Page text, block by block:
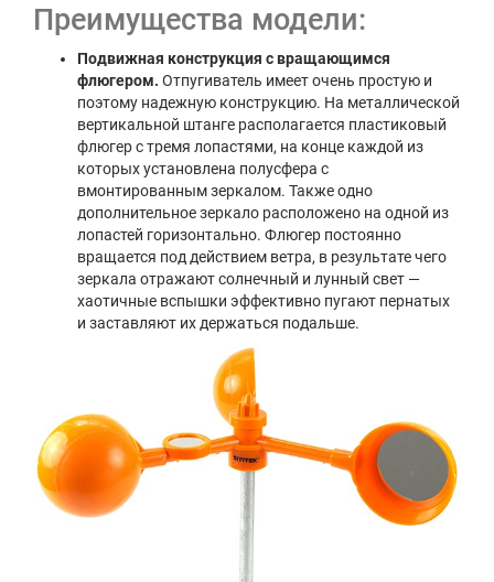
Преимущества модели:
Подвижная конструкция с вращающимся
флюгером. Отпугиватель имеет очень простую и
поэтому надежную конструкцию. На металлической
вертикальной штанге располагается пластиковый
флюгер с тремя лопастями, на конце каждой из
которых установлена полусфера с
вмонтированным зеркалом. Также одно
дополнительное зеркало расположено на одной из
лопастей горизонтально. Флюгер постоянно
вращается под действием ветра, в результате чего
зеркала отражают солнечный и лунный свет —
хаотичные вспышки эффективно пугают пернатых
и заставляют их держаться подальше.